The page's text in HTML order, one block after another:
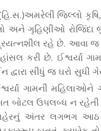
જિલ્લો
ગૃહિણીઓ રોજિંદા
રહે છે. આવા જ
કરી છે. ઈશ્વર્યા
સીધું જ ઘરો સુધી
ગામની
બોટલ ઉપલબ્ધ ન
અંતર લગભગ આઠ